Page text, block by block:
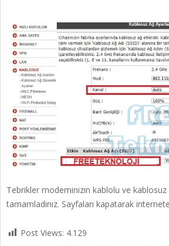
Tebrikler modeminizin kablolu ve kablosuz
tamamladınız. Sayfaları kapatarak
Post Views: 4.129